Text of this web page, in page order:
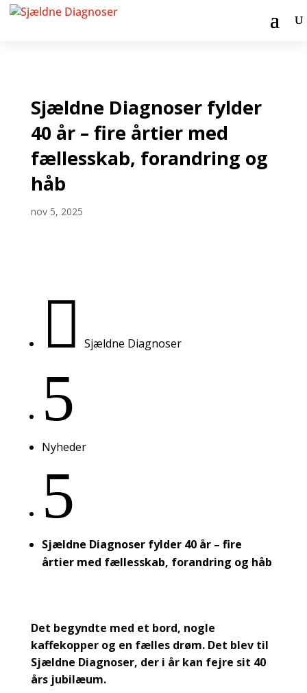
Sjældne Diagnoser fylder
40 år – fire årtier med
fællesskab, forandring og
håb
nov 5, 2025
 Sjældne Diagnoser
5
Nyheder
5
Sjældne Diagnoser fylder 40 år – fire
årtier med fællesskab, forandring og håb
Det begyndte med et bord, nogle
kaffekopper og en fælles drøm. Det blev til
Sjældne Diagnoser, der i år kan fejre sit 40
års jubilæum.